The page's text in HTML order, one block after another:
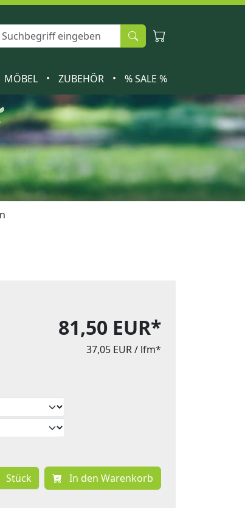
MÖBEL • ZUBEHÖR • % SALE %
81,50 EUR*
37,05 EUR/ lfm*
Stück In den Warenkorb